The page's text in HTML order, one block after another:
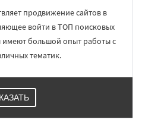
продвижение сайтов в
войти в ТОП поисковых
имеют большой опыт работы с
тематик.